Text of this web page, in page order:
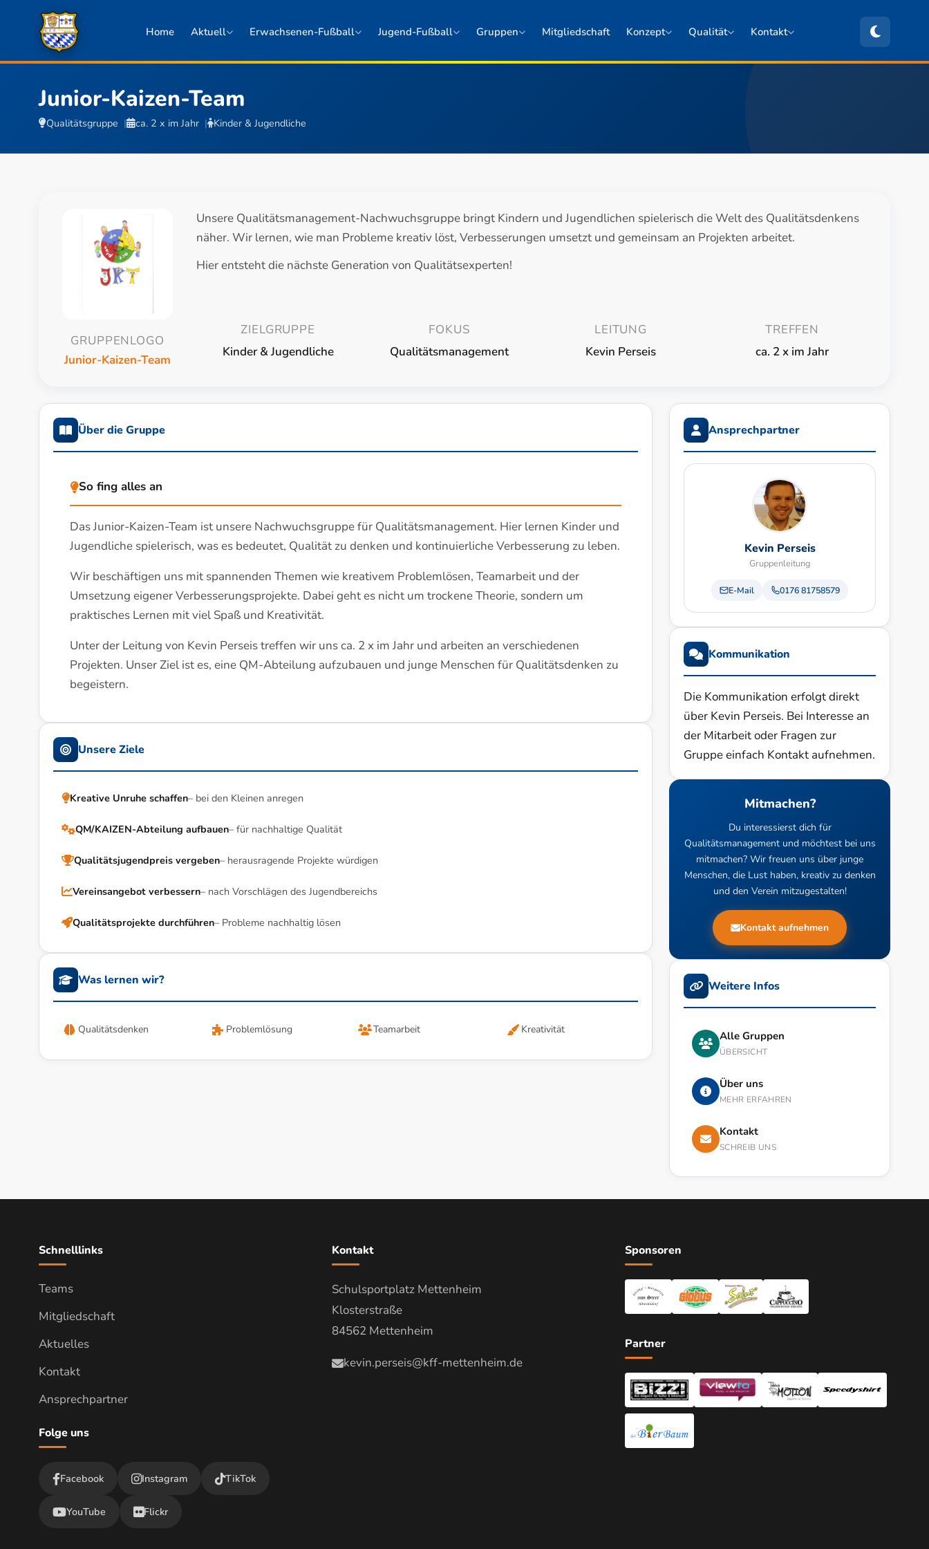
Home Aktuell Erwachsenen-Fußball Jugend-Fußball Gruppen Mitgliedschaft Konzept Qualität Kontakt
Junior-Kaizen-Team
Qualitätsgruppe ca. 2 x im Jahr Kinder & Jugendliche
TEAM IN AKTION
LSP 2024
GRUPPENLOGO
Junior-Kaizen-Team
Unsere Qualitätsmanagement-Nachwuchsgruppe bringt Kindern und Jugendlichen spielerisch die Welt des Qualitätsdenkens
näher. Wir lernen, wie man Probleme kreativ löst, Verbesserungen umsetzt und gemeinsam an Projekten arbeitet.
Hier entsteht die nächste Generation von Qualitätsexperten!
ZIELGRUPPE
Kinder & Jugendliche
FOKUS
Qualitätsmanagement
LEITUNG
Kevin Perseis
TREFFEN
ca. 2 x im Jahr
Über die Gruppe
So fing alles an
Das Junior-Kaizen-Team ist unsere Nachwuchsgruppe für Qualitätsmanagement. Hier lernen Kinder und
Jugendliche spielerisch, was es bedeutet, Qualität zu denken und kontinuierliche Verbesserung zu leben.
Wir beschäftigen uns mit spannenden Themen wie kreativem Problemlösen, Teamarbeit und der
Umsetzung eigener Verbesserungsprojekte. Dabei geht es nicht um trockene Theorie, sondern um
praktisches Lernen mit viel Spaß und Kreativität.
Unter der Leitung von Kevin Perseis treffen wir uns ca. 2 x im Jahr und arbeiten an verschiedenen
Projekten. Unser Ziel ist es, eine QM-Abteilung aufzubauen und junge Menschen für Qualitätsdenken zu
begeistern.
Unsere Ziele
Kreative Unruhe schaffen– bei den Kleinen anregen
QM/KAIZEN-Abteilung aufbauen– für nachhaltige Qualität
Qualitätsjugendpreis vergeben– herausragende Projekte würdigen
Vereinsangebot verbessern– nach Vorschlägen des Jugendbereichs
Qualitätsprojekte durchführen– Probleme nachhaltig lösen
Was lernen wir?
Qualitätsdenken Problemlösung Teamarbeit Kreativität
Ansprechpartner
Kevin Perseis
Gruppenleitung
E-Mail 0176 81758579
Kommunikation
Die Kommunikation erfolgt direkt
über Kevin Perseis. Bei Interesse an
der Mitarbeit oder Fragen zur
Gruppe einfach Kontakt aufnehmen.
Mitmachen?
Du interessierst dich für
Qualitätsmanagement und möchtest bei uns
mitmachen? Wir freuen uns über junge
Menschen, die Lust haben, kreativ zu denken
und den Verein mitzugestalten!
Kontakt aufnehmen
Weitere Infos
Alle Gruppen
ÜBERSICHT
Über uns
MEHR ERFAHREN
Kontakt
SCHREIB UNS
Schnelllinks
Teams
Mitgliedschaft
Aktuelles
Kontakt
Ansprechpartner
Folge uns
Facebook Instagram TikTok
YouTube Flickr
Kontakt
Schulsportplatz Mettenheim
Klosterstraße
84562 Mettenheim
kevin.perseis@kff-mettenheim.de
Sponsoren
Partner